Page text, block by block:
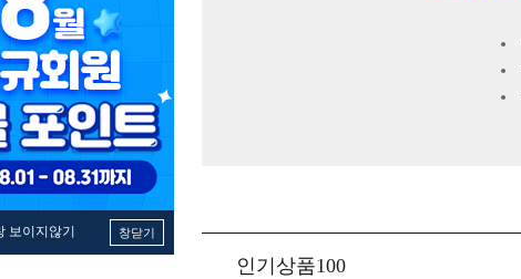
보이지않기 창닫기
인기상품100